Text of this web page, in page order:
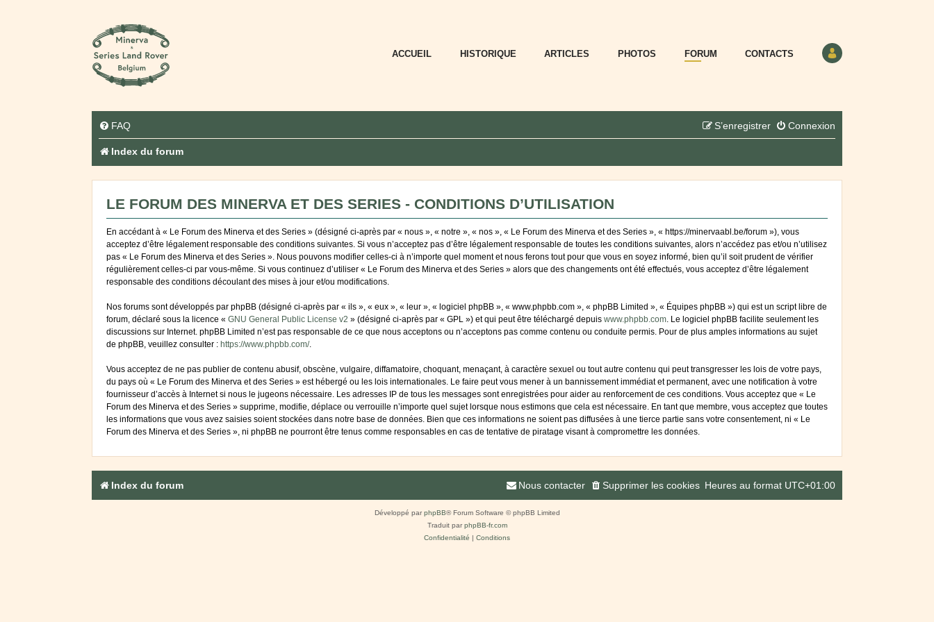
ACCUEIL HISTORIQUE ARTICLES PHOTOS FORUM CONTACTS
FAQ Connexion
S’enregistrer
Index du forum
LE FORUM DES MINERVA ET DES SERIES - CONDITIONS D’UTILISATION
En accédant à « Le Forum des Minerva et des Series » (désigné ci-après par « nous », « notre », « nos », « Le Forum des Minerva et des Series », « https://minervaabl.be/forum »), vous
acceptez d’être légalement responsable des conditions suivantes. Si vous n’acceptez pas d’être légalement responsable de toutes les conditions suivantes, alors n’accédez pas et/ou n’utilisez
pas « Le Forum des Minerva et des Series ». Nous pouvons modifier celles-ci à n’importe quel moment et nous ferons tout pour que vous en soyez informé, bien qu’il soit prudent de vérifier
régulièrement celles-ci par vous-même. Si vous continuez d’utiliser « Le Forum des Minerva et des Series » alors que des changements ont été effectués, vous acceptez d’être légalement
responsable des conditions découlant des mises à jour et/ou modifications.
Nos forums sont développés par phpBB (désigné ci-après par « ils », « eux », « leur », « logiciel phpBB », « www.phpbb.com », « phpBB Limited », « Équipes phpBB ») qui est un script libre de
forum, déclaré sous la licence « GNU General Public License v2 » (désigné ci-après par « GPL ») et qui peut être téléchargé depuis www.phpbb.com. Le logiciel phpBB facilite seulement les
discussions sur Internet. phpBB Limited n’est pas responsable de ce que nous acceptons ou n’acceptons pas comme contenu ou conduite permis. Pour de plus amples informations au sujet
de phpBB, veuillez consulter : https://www.phpbb.com/.
Vous acceptez de ne pas publier de contenu abusif, obscène, vulgaire, diffamatoire, choquant, menaçant, à caractère sexuel ou tout autre contenu qui peut transgresser les lois de votre pays,
du pays où « Le Forum des Minerva et des Series » est hébergé ou les lois internationales. Le faire peut vous mener à un bannissement immédiat et permanent, avec une notification à votre
fournisseur d’accès à Internet si nous le jugeons nécessaire. Les adresses IP de tous les messages sont enregistrées pour aider au renforcement de ces conditions. Vous acceptez que « Le
Forum des Minerva et des Series » supprime, modifie, déplace ou verrouille n’importe quel sujet lorsque nous estimons que cela est nécessaire. En tant que membre, vous acceptez que toutes
les informations que vous avez saisies soient stockées dans notre base de données. Bien que ces informations ne soient pas diffusées à une tierce partie sans votre consentement, ni « Le
Forum des Minerva et des Series », ni phpBB ne pourront être tenus comme responsables en cas de tentative de piratage visant à compromettre les données.
Index du forum Heures au format UTC+01:00
Supprimer les cookies
Nous contacter
Développé parphpBB® Forum Software © phpBB Limited
Traduit parphpBB-fr.com
Confidentialité | Conditions